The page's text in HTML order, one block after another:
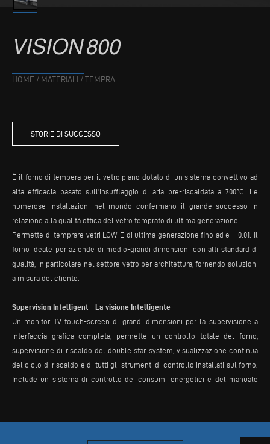
VISION800
HOME / MATERIALI / TEMPRA
STORIE DI SUCCESSO
È il forno di tempera per il vetro piano dotato di un sistema convettivo ad
alta efficacia basato sull’insufflaggio di aria pre-riscaldata a 700°C. Le
numerose installazioni nel mondo confermano il grande successo in
relazione alla qualità ottica del vetro temprato di ultima generazione.
Permette di temprare vetri LOW-E di ultima generazione fino ad e = 0.01. Il
forno ideale per aziende di medio-grandi dimensioni con alti standard di
qualità, in particolare nel settore vetro per architettura, fornendo soluzioni
a misura del cliente.
Supervision Intelligent - La visione Intelligente
Un monitor TV touch-screen di grandi dimensioni per la supervisione a
interfaccia grafica completa, permette un controllo totale del forno,
supervisione di riscaldo del double star system, visualizzazione continua
del ciclo di riscaldo e di tutti gli strumenti di controllo installati sul forno.
Include un sistema di controllo dei consumi energetici e del manuale